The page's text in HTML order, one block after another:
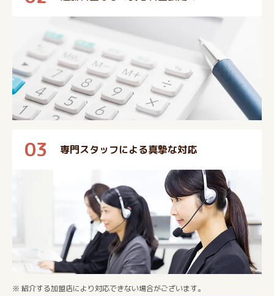
03 専門スタッフによる真摯な対応
※ 紹介する加盟店により対応できない場合がございます。